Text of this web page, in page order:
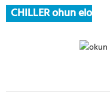
CHILLER ohun elo